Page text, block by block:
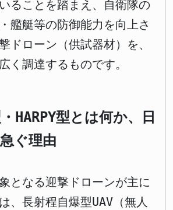
ることを踏まえ、自衛隊の
艦艇等の防御能力を向上さ
ドローン（供試器材）を、
く調達するものです。
HARPY型とは何か、日
ぐ理由
となる迎撃ドローンが主に
、長射程自爆型UAV（無人